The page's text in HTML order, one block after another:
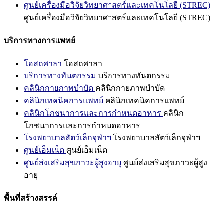
ศูนย์เครื่องมือวิจัยวิทยาศาสตร์และเทคโนโลยี (STREC)
ศูนย์เครื่องมือวิจัยวิทยาศาสตร์และเทคโนโลยี (STREC)
บริการทางการแพทย์
โอสถศาลา โอสถศาลา
บริการทางทันตกรรม บริการทางทันตกรรม
คลินิกกายภาพบำบัด คลินิกกายภาพบำบัด
คลินิกเทคนิคการแพทย์ คลินิกเทคนิคการแพทย์
คลินิกโภชนาการและการกำหนดอาหาร คลินิก
โภชนาการและการกำหนดอาหาร
โรงพยาบาลสัตว์เล็กจุฬาฯ โรงพยาบาลสัตว์เล็กจุฬาฯ
ศูนย์เอ็มเน็ต ศูนย์เอ็มเน็ต
ศูนย์ส่งเสริมสุขภาวะผู้สูงอายุ ศูนย์ส่งเสริมสุขภาวะผู้สูง
อายุ
พื้นที่สร้างสรรค์